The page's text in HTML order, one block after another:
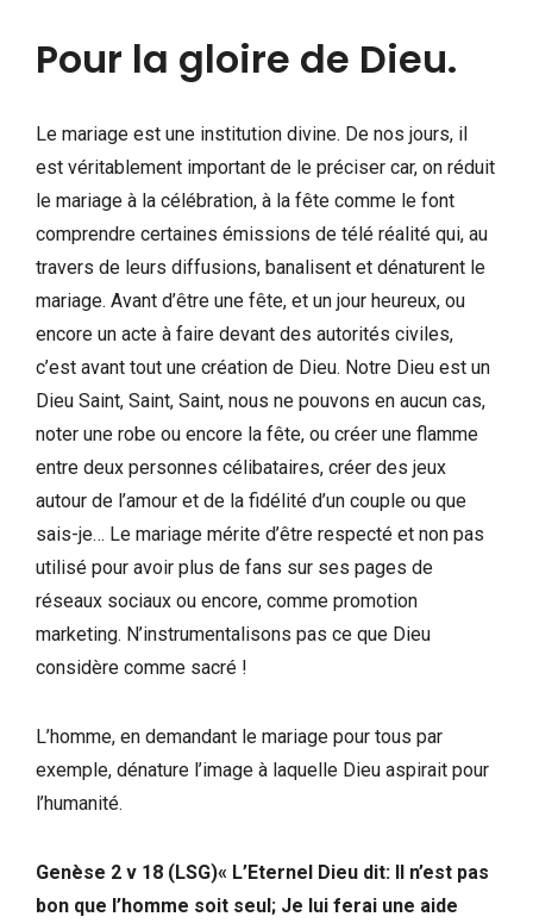
Pour la gloire de Dieu.
Le mariage est une institution divine. De nos jours, il
est véritablement important de le préciser car, on réduit
le mariage à la célébration, à la fête comme le font
comprendre certaines émissions de télé réalité qui, au
travers de leurs diffusions, banalisent et dénaturent le
mariage. Avant d’être une fête, et un jour heureux, ou
encore un acte à faire devant des autorités civiles,
c’est avant tout une création de Dieu. Notre Dieu est un
Dieu Saint, Saint, Saint, nous ne pouvons en aucun cas,
noter une robe ou encore la fête, ou créer une flamme
entre deux personnes célibataires, créer des jeux
autour de l’amour et de la fidélité d’un couple ou que
sais-je… Le mariage mérite d’être respecté et non pas
utilisé pour avoir plus de fans sur ses pages de
réseaux sociaux ou encore, comme promotion
marketing. N’instrumentalisons pas ce que Dieu
considère comme sacré !
L’homme, en demandant le mariage pour tous par
exemple, dénature l’image à laquelle Dieu aspirait pour
l’humanité.
Genèse 2 v 18 (LSG)« L’Eternel Dieu dit: Il n’est pas
bon que l’homme soit seul; Je lui ferai une aide